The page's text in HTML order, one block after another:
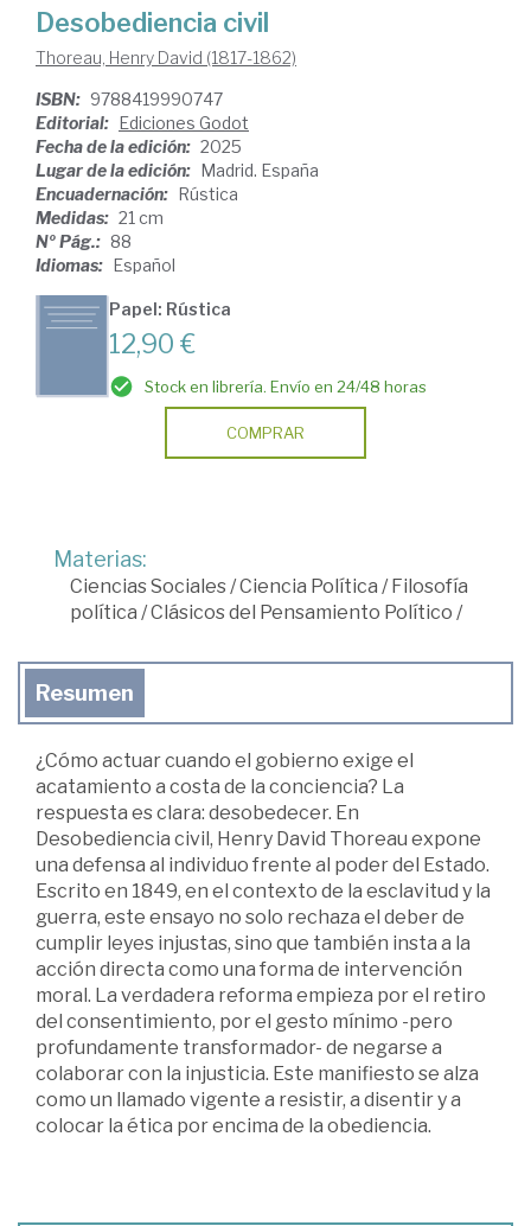
Desobediencia civil
Thoreau, Henry David (1817-1862)
ISBN: 9788419990747
Editorial: Ediciones Godot
Fecha de la edición: 2025
Lugar de la edición: Madrid. España
Encuadernación: Rústica
Medidas: 21 cm
Nº Pág.: 88
Idiomas: Español
Papel: Rústica
12,90 €
Stock en librería. Envío en 24/48 horas
COMPRAR
Materias:
Ciencias Sociales/Ciencia Política / Filosofía
política /Clásicos del Pensamiento Político /
Resumen
¿Cómo actuar cuando el gobierno exige el
acatamiento a costa de la conciencia? La
respuesta es clara: desobedecer. En
Desobediencia civil, Henry David Thoreau expone
una defensa al individuo frente al poder del Estado.
Escrito en 1849, en el contexto de la esclavitud y la
guerra, este ensayo no solo rechaza el deber de
cumplir leyes injustas, sino que también insta a la
acción directa como una forma de intervención
moral. La verdadera reforma empieza por el retiro
del consentimiento, por el gesto mínimo -pero
profundamente transformador- de negarse a
colaborar con la injusticia. Este manifiesto se alza
como un llamado vigente a resistir, a disentir y a
colocar la ética por encima de la obediencia.